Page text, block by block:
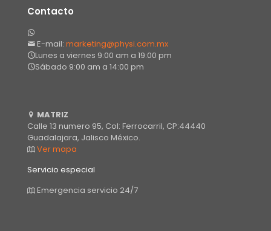
Contacto
E-mail: marketing@physi.com.mx
Lunes a viernes 9:00 am a 19:00 pm
Sábado 9:00 am a 14:00 pm
MATRIZ
Calle 13 numero 95, Col: Ferrocarril, CP:44440
Guadalajara, Jalisco México.
Ver mapa
Servicio especial
Emergencia servicio 24/7